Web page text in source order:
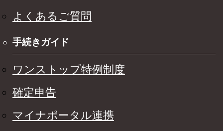
よくあるご質問
手続きガイド
ワンストップ特例制度
確定申告
マイナポータル連携